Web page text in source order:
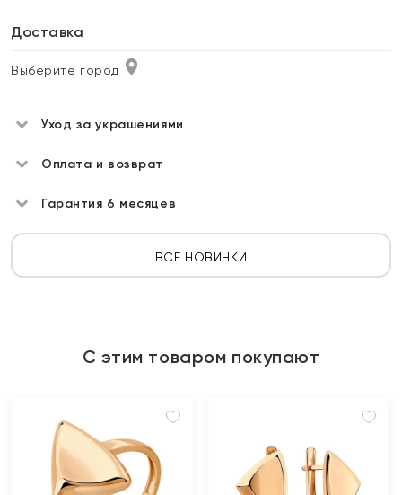
Доставка
Выберите город
Уход за украшениями
Оплата и возврат
Гарантия 6 месяцев
ВСЕ НОВИНКИ
С этим товаром покупают